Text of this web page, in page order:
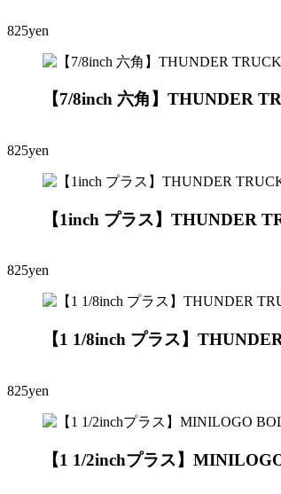
825yen
【7/8inch 六角】THUNDER
825yen
【1inch プラス】THUNDER
825yen
【1 1/8inch プラス】
825yen
【1 1/2inchプラス】